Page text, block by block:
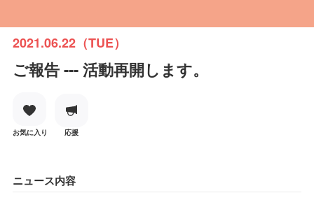
2021.06.22（TUE）
ご報告 --- 活動再開します。
お気に入り 応援
ニュース内容